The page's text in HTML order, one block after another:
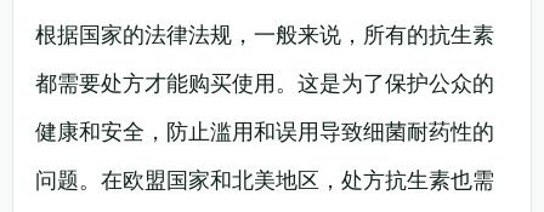
根据国家的法律法规，一般来说，所有的抗生素
都需要处方才能购买使用。这是为了保护公众的
健康和安全，防止滥用和误用导致细菌耐药性的
问题。在欧盟国家和北美地区，处方抗生素也需